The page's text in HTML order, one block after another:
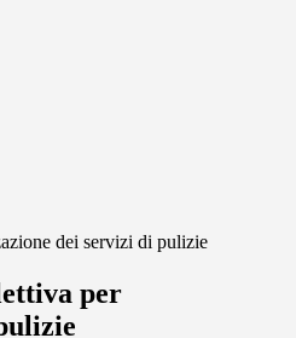
dei servizi di pulizie
per